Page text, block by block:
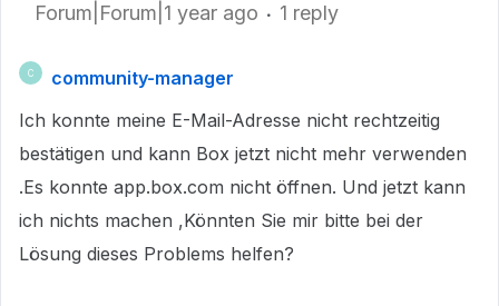
Forum|Forum|1 year ago 1 reply
C
community-manager
Ich konnte meine E-Mail-Adresse nicht rechtzeitig
bestätigen und kann Box jetzt nicht mehr verwenden
.Es konnte app.box.com nicht öffnen. Und jetzt kann
ich nichts machen ,Könnten Sie mir bitte bei der
Lösung dieses Problems helfen?